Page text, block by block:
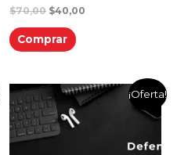
$70,00 $40,00
Comprar
¡Oferta!